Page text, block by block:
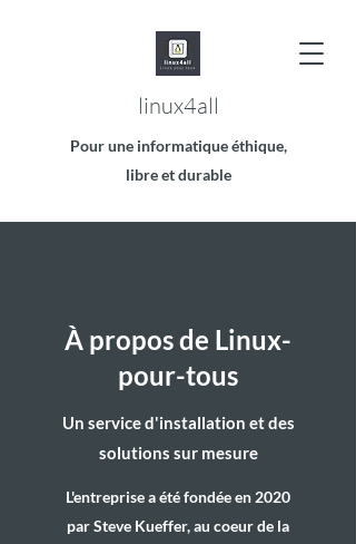
linux4all
Pour une informatique éthique,
libre et durable
À propos de Linux-
pour-tous
Un service d'installation et des
solutions sur mesure
L'entreprise a été fondée en 2020
par Steve Kueffer, au coeur de la